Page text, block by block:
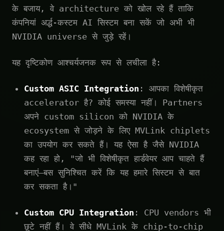
के बजाय, वे architecture को खोल रहे हैं ताकि
कंपनियां अर्द्ध-कस्टम AI सिस्टम बना सकें जो अभी भी
NVIDIA universe से जुड़े रहें।
यह दृष्टिकोण आश्चर्यजनक रूप से लचीला है:
Custom ASIC Integration : आपका विशेषीकृत
accelerator है? कोई समस्या नहीं। Partners
अपने custom silicon को NVIDIA के
ecosystem से जोड़ने के लिए MVLink chiplets
का उपयोग कर सकते हैं। यह ऐसा है जैसे NVIDIA
कह रहा हो, "जो भी विशेषीकृत हार्डवेयर आप चाहते हैं
बनाएं—बस सुनिश्चित करें कि यह हमारे सिस्टम से बात
कर सकता है।"
Custom CPU Integration : CPU vendors भी
छूटे नहीं हैं। वे सीधे MVLink के chip-to-chip